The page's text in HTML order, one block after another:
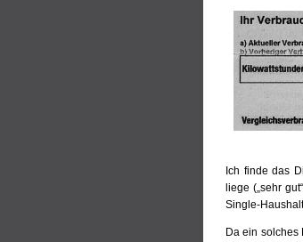
Ich finde das
liege („sehr
Single-
Da ein solches